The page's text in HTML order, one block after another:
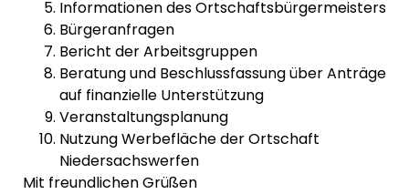
Informationen des Ortschaftsbürgermeisters
Bürgeranfragen
Bericht der Arbeitsgruppen
Beratung und Beschlussfassung über Anträge
auf finanzielle Unterstützung
Veranstaltungsplanung
Nutzung Werbefläche der Ortschaft
Niedersachswerfen
Mit freundlichen Grüßen